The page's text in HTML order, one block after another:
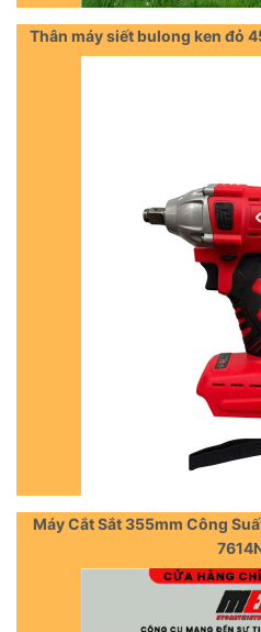
Thân máy siết bulong ken đỏ
Máy Cắt Sắt 355mm Công